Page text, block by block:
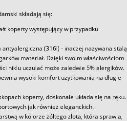
składają się:
koperty występujący w przypadku
antyalergiczna (316l) - inaczej nazywana stalą
materiał. Dzięki swoim właściwościom
niklu uczulać może zaledwie 5% alergików.
wysoki komfort użytkowania na długie
koperty, doskonale układa się na ręku.
jak również eleganckich.
w kolorze żółtego złota, która sprawia,